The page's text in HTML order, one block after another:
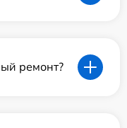
ремонт?